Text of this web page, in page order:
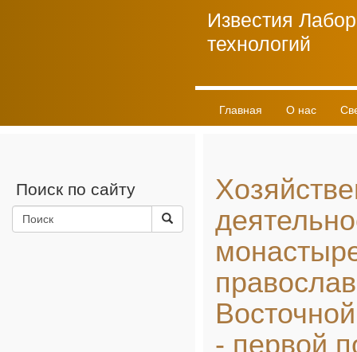
Известия
технологий
Главная О нас
Поиск по сайту
- первой